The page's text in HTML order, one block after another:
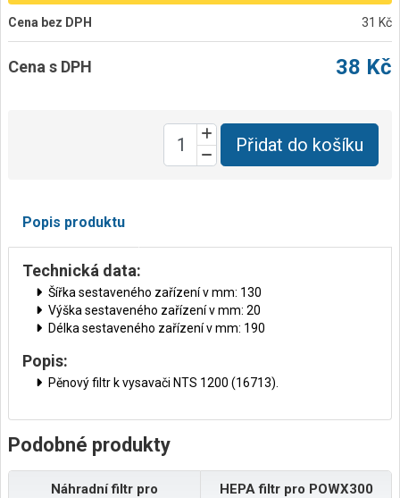
Cena bez DPH 31 Kč
Cena s DPH 38 Kč
Přidat do košíku
Popis produktu
Technická data:
Šířka sestaveného zařízení v mm: 130
Výška sestaveného zařízení v mm: 20
Délka sestaveného zařízení v mm: 190
Popis:
Pěnový filtr k vysavači NTS 1200 (16713).
Podobné produkty
Náhradní filtr pro
HEPA filtr pro POWX300